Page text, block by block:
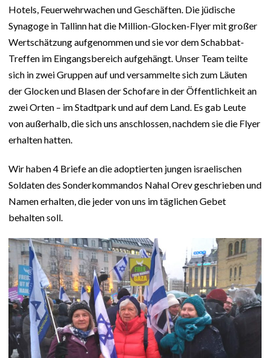
Hotels, Feuerwehrwachen und Geschäften. Die jüdische
Synagoge in Tallinn hat die Million-Glocken-Flyer mit großer
Wertschätzung aufgenommen und sie vor dem Schabbat-
Treffen im Eingangsbereich aufgehängt. Unser Team teilte
sich in zwei Gruppen auf und versammelte sich zum Läuten
der Glocken und Blasen der Schofare in der Öffentlichkeit an
zwei Orten – im Stadtpark und auf dem Land. Es gab Leute
von außerhalb, die sich uns anschlossen, nachdem sie die Flyer
erhalten hatten.
Wir haben 4 Briefe an die adoptierten jungen israelischen
Soldaten des Sonderkommandos Nahal Orev geschrieben und
Namen erhalten, die jeder von uns im täglichen Gebet
behalten soll.